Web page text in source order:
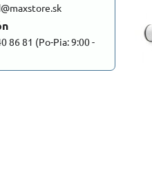
86 81 (Po-Pia: 9:00 -